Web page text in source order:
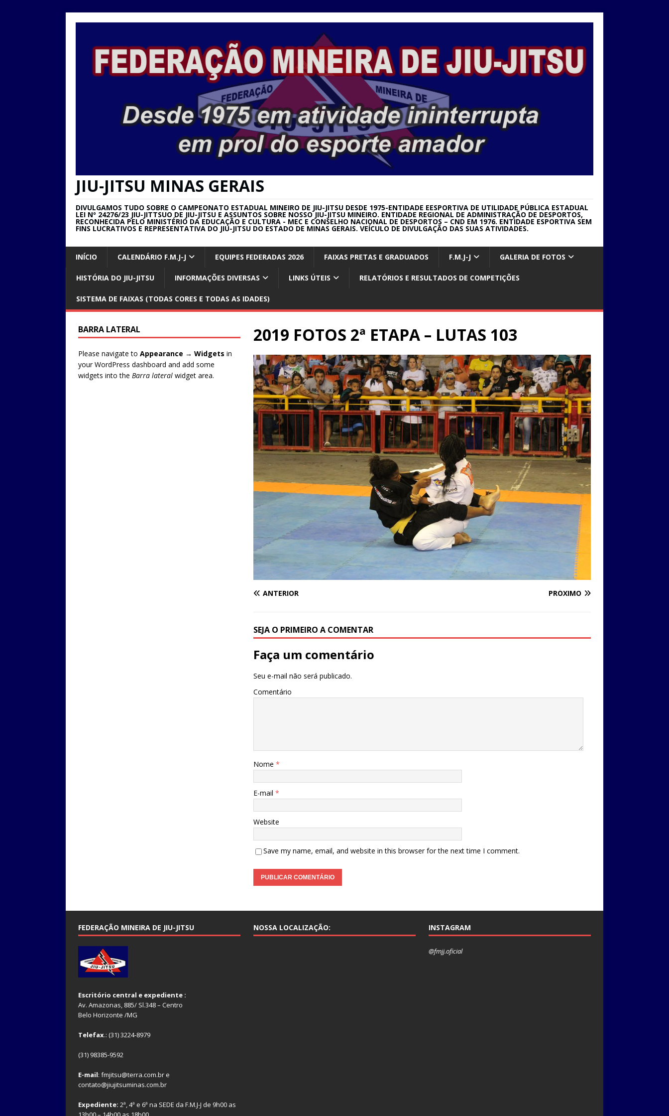
JIU-JITSU MINAS GERAIS
DIVULGAMOS TUDO SOBRE O CAMPEONATO ESTADUAL MINEIRO DE JIU-JITSU DESDE 1975-ENTIDADE EESPORTIVA DE UTILIDADE PÚBLICA ESTADUAL
LEI Nº 24276/23 JIU-JITTSUO DE JIU-JITSU E ASSUNTOS SOBRE NOSSO JIU-JITSU MINEIRO. ENTIDADE REGIONAL DE ADMINISTRAÇÃO DE DESPORTOS,
RECONHECIDA PELO MINISTÉRIO DA EDUCAÇÃO E CULTURA - MEC E CONSELHO NACIONAL DE DESPORTOS – CND EM 1976. ENTIDADE ESPORTIVA SEM
FINS LUCRATIVOS E REPRESENTATIVA DO JIU-JITSU DO ESTADO DE MINAS GERAIS. VEÍCULO DE DIVULGAÇÃO DAS SUAS ATIVIDADES.
INÍCIO CALENDÁRIO F.M.J-J EQUIPES FEDERADAS 2026 FAIXAS PRETAS E GRADUADOS F.M.J-J GALERIA DE FOTOS
HISTÓRIA DO JIU-JITSU INFORMAÇÕES DIVERSAS LINKS ÚTEIS RELATÓRIOS E RESULTADOS DE COMPETIÇÕES
SISTEMA DE FAIXAS (TODAS CORES E TODAS AS IDADES)
2019 FOTOS 2ª ETAPA – LUTAS 103
ANTERIOR PRÓXIMO
SEJA O PRIMEIRO A COMENTAR
Faça um comentário
Seu e-mail não será publicado.
Comentário
Nome *
E-mail *
Website
Save my name, email, and website in this browser for the next time I comment.
BARRA LATERAL
Please navigate to Appearance → Widgets in
your WordPress dashboard and add some
widgets into the Barra lateral widget area.
FEDERAÇÃO MINEIRA DE JIU-JITSU
Escritório central e expediente :
Av. Amazonas, 885/ Sl.348 – Centro
Belo Horizonte /MG
Telefax.: (31) 3224-8979
(31) 98385-9592
E-mail: fmjitsu@terra.com.br e
contato@jiujitsuminas.com.br
Expediente: 2ª, 4ª e 6ª na SEDE da F.M.J-J de 9h00 as
NOSSA LOCALIZAÇÃO: INSTAGRAM
@fmjj.oficial